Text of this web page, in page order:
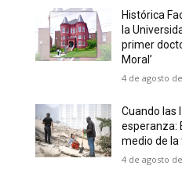
Histórica
la
primer
Moral’
4 de agosto
Cuando las
esperanza:
medio de la
4 de agosto